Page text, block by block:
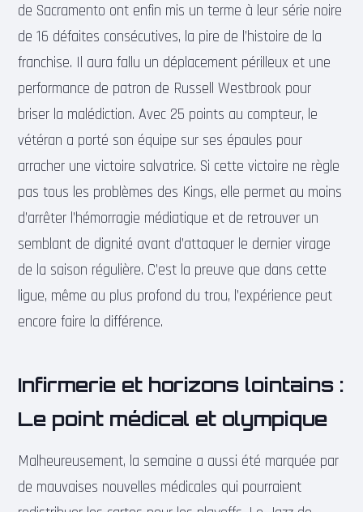
de Sacramento ont enfin mis un terme à leur série noire
de 16 défaites consécutives, la pire de l’histoire de la
franchise. Il aura fallu un déplacement périlleux et une
performance de patron de Russell Westbrook pour
briser la malédiction. Avec 25 points au compteur, le
vétéran a porté son équipe sur ses épaules pour
arracher une victoire salvatrice. Si cette victoire ne règle
pas tous les problèmes des Kings, elle permet au moins
d’arrêter l’hémorragie médiatique et de retrouver un
semblant de dignité avant d’attaquer le dernier virage
de la saison régulière. C’est la preuve que dans cette
ligue, même au plus profond du trou, l’expérience peut
encore faire la différence.
Infirmerie et horizons lointains :
Le point médical et olympique
Malheureusement, la semaine a aussi été marquée par
de mauvaises nouvelles médicales qui pourraient